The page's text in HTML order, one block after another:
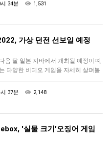
34분 1,531
가상 던전 선보일 예정
음 달 일본 지바에서 개최될 예정이며,
다양한 비디오 게임을 자세히 살펴볼
37분 2,148
'실물 크기'오징어 게임